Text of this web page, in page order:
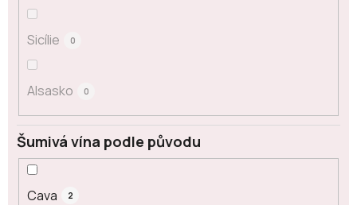
Sicílie 0
Alsasko 0
Šumivá vína podle původu
Cava 2